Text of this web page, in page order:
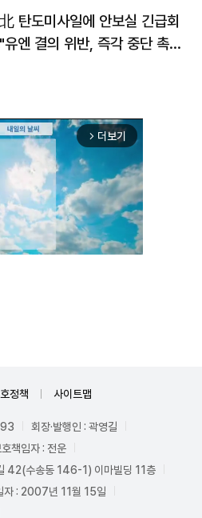
탄도미사일에 안보실 긴급회
엔 결의 위반, 즉각 중단 촉
arrow_forward_ios 더보기
정책 사이트맵
회장·발행인 : 곽영길
책임자 : 전운
42(수송동 146-1) 이마빌딩 11층
자 : 2007년 11월 15일